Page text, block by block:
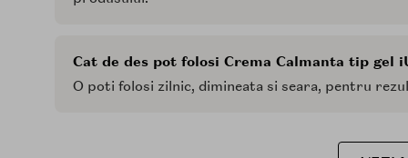
Cat de des pot folosi Crema Calmanta tip gel
O poti folosi zilnic, dimineata si seara, pentru